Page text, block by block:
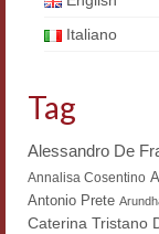
Storia e
Italiano
Tag
Alessandro De
Annalisa Cosentino
Antonio Prete
Caterina Tristano